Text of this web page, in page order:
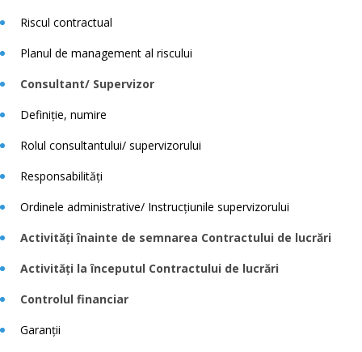
Riscul contractual
Planul de management al riscului
Consultant/ Supervizor
Definiție, numire
Rolul consultantului/ supervizorului
Responsabilități
Ordinele administrative/ Instrucțiunile supervizorului
Activități înainte de semnarea Contractului de lucrări
Activități la începutul Contractului de lucrări
Controlul financiar
Garanții